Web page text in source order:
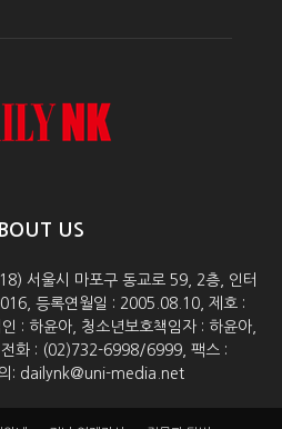
US
서울시 마포구 동교로 59, 2층, 인터
등록연월일 : 2005.08.10, 제호 :
: 하윤아, 청소년보호책임자 : 하윤아,
화 : (02)732-6998/6999, 팩스 :
: dailynk@uni-media.net